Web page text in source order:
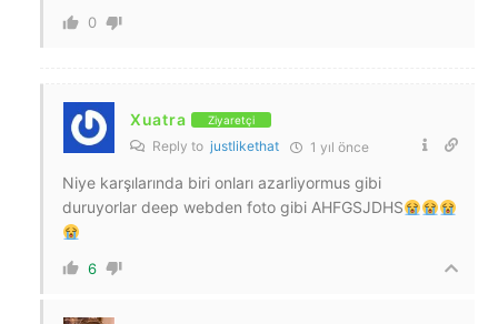
0
Xuatra Ziyaretçi
Reply to justlikethat 1 yıl önce
Niye karşılarında biri onları azarliyormus gibi
duruyorlar deep webden foto gibi AHFGSJDHS
6